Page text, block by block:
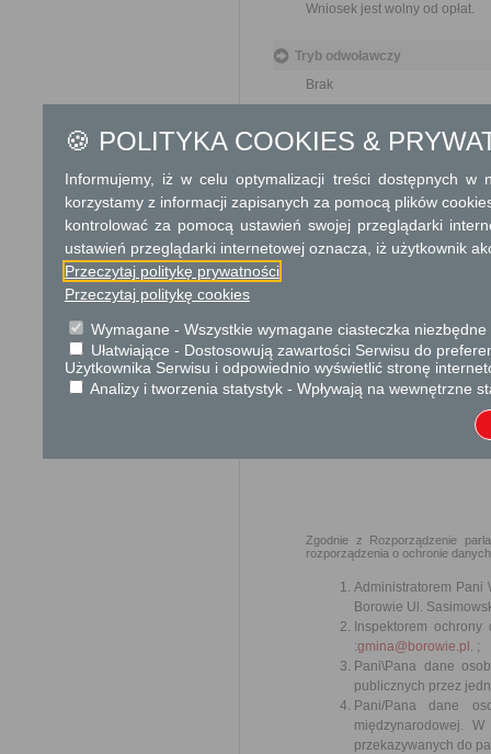
Wniosek jest wolny od opłat.
Tryb odwoławczy
Brak
Skargi i wnioski
ich pracowników, naruszenie
spraw.
Przedmiotem wniosku
usprawnienie pracy i
Organ właściwy dla
Podstawa prawna
Ustawa z dnia 23
Ustawa z dnia 21
cywilnego (Dz. U.
Zgodnie z Rozporządzenie
rozporządzenia o ochronie
Administratorem Pani
Borowie Ul.
Inspektorem
:gmina@borowie.pl . ;
Pani\Pana dane
publicznych przez
Pani/Pana dane
międzynarodowej.
przekazywanych do
🍪 POLITYKA COOKIES &
Informujemy, iż w celu optymalizacji treści dostępnych w
korzystamy z informacji zapisanych za pomocą plików
kontrolować za pomocą ustawień swojej przeglądarki
ustawień przeglądarki internetowej oznacza, iż użytkownik
Przeczytaj politykę prywatności
Przeczytaj politykę cookies
Wymagane - Wszystkie wymagane ciasteczka
Ułatwiające - Dostosowują zawartości Serwisu do
Użytkownika Serwisu i odpowiednio wyświetlić stronę
Analizy i tworzenia statystyk - Wpływają na wewnętrzne